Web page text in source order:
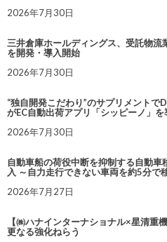
2026年7月30日
三井倉庫ホールディングス、受託物流
を開発・導入開始
2026年7月30日
“独自開発こだわり”のサプリメントで
がEC自動出荷アプリ「シッピーノ」を
2026年7月30日
自動車船の荷役中断を抑制する自動
入 ～自力走行できない車両を約5分で
2026年7月27日
【㈱ハナインターナショナル×星清重
更なる強化ねらう